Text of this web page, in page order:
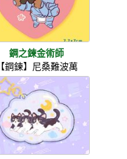
鋼之鍊金術師
【鋼鍊】尼桑難波萬